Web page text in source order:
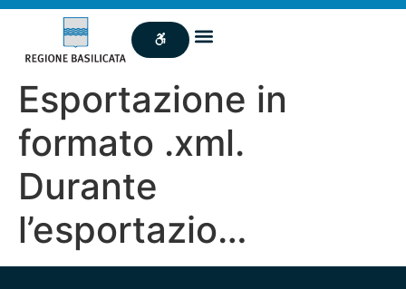
Esportazione in
formato .xml.
Durante
l’esportazio…